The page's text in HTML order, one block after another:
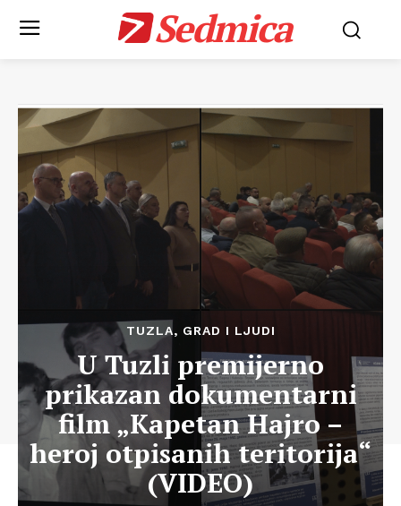
Sedmica
TUZLA, GRAD I LJUDI
U Tuzli premijerno
prikazan dokumentarni
film „Kapetan Hajro –
heroj otpisanih teritorija“
(VIDEO)